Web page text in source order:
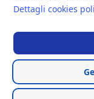
Del Vecchio
Guardia
Rea
Dettagli cookies